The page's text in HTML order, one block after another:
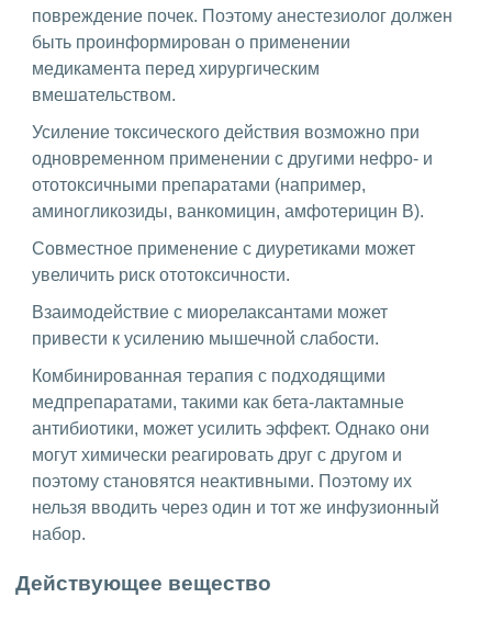
повреждение почек. Поэтому анестезиолог должен
быть проинформирован о применении
медикамента перед хирургическим
вмешательством.
Усиление токсического действия возможно при
одновременном применении с другими нефро- и
ототоксичными препаратами (например,
аминогликозиды, ванкомицин, амфотерицин B).
Совместное применение с диуретиками может
увеличить риск ототоксичности.
Взаимодействие с миорелаксантами может
привести к усилению мышечной слабости.
Комбинированная терапия с подходящими
медпрепаратами, такими как бета-лактамные
антибиотики, может усилить эффект. Однако они
могут химически реагировать друг с другом и
поэтому становятся неактивными. Поэтому их
нельзя вводить через один и тот же инфузионный
набор.
Действующее вещество